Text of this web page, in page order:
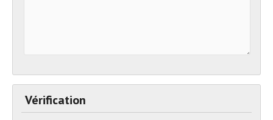
Vérification